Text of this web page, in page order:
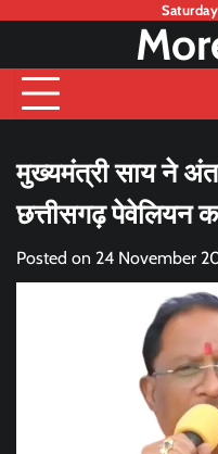
content
मुख्यमंत्री साय ने
छत्तीसगढ़ पेवेलियन
Posted on 24 November